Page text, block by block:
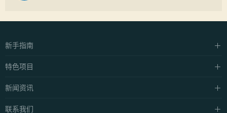
新手指南
硬件设施
特色项目
中泰·抓龙筋
新闻资讯
养生资讯
联系我们